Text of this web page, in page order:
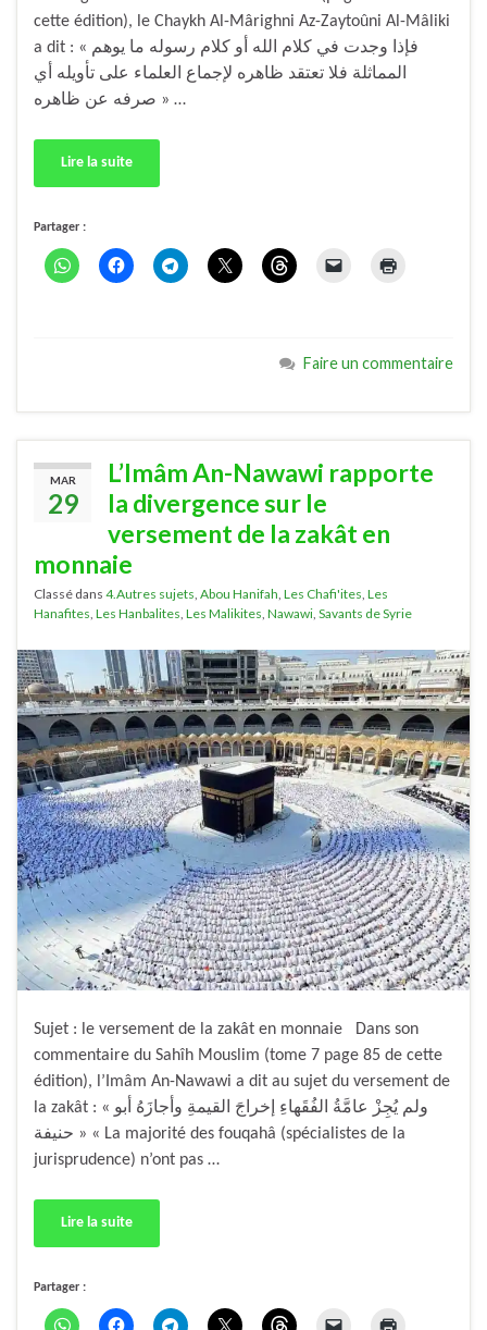
cette édition), le Chaykh Al-Mârighni Az-Zaytoûni Al-Mâliki
a dit : « فإذا وجدت في كلام الله أو كلام رسوله ما يوهم
المماثلة فلا تعتقد ظاهره لإجماع العلماء على تأويله أي
صرفه عن ظاهره » …
Lire la suite
Partager :
Faire un commentaire
MAR
29
L’Imâm An-Nawawi rapporte
la divergence sur le
versement de la zakât en
monnaie
Classé dans 4.Autres sujets, Abou Hanifah, Les Chafi'ites, Les
Hanafites, Les Hanbalites, Les Malikites, Nawawi, Savants de Syrie
Sujet : le versement de la zakât en monnaie Dans son
commentaire du Sahîh Mouslim (tome 7 page 85 de cette
édition), l’Imâm An-Nawawi a dit au sujet du versement de
la zakât : « ولم يُجِزْ عامَّةُ الفُقَهاءِ إخراجَ القيمةِ وأجازَهُ أبو
حنيفة » « La majorité des fouqahâ (spécialistes de la
jurisprudence) n’ont pas …
Lire la suite
Partager :